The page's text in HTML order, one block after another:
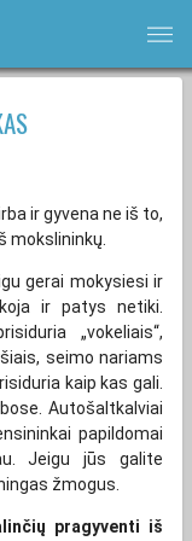
bars
ir gyvena ne iš to,
mokslininkų.
gerai mokysiesi ir
ir patys netiki.
„vokeliais“,
seimo nariams
kaip kas gali.
Autošaltkalviai
papildomai
Jeigu jūs galite
žmogus.
pragyventi iš